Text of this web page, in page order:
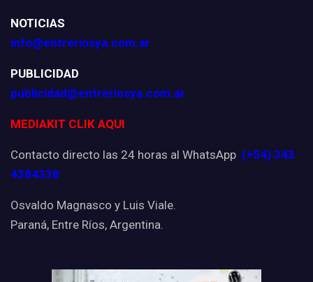
NOTICIAS
info@entreriosya.com.ar
PUBLICIDAD
publicidad@entreriosya.com.ar
MEDIAKIT CLIK AQUI
Contacto directo las 24 horas al WhatsApp (+54) 343
4384338
Osvaldo Magnasco y Luis Viale.
Paraná, Entre Ríos, Argentina.